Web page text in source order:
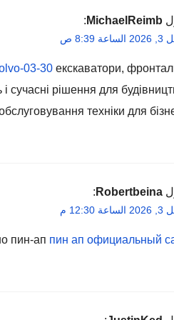
MichaelReimb
:
8:39 ص
03-30 екскаватори,
сучасні рішення для
техніки для
Robertbeina
:
12:30 م
пин-ап пин ап официальный